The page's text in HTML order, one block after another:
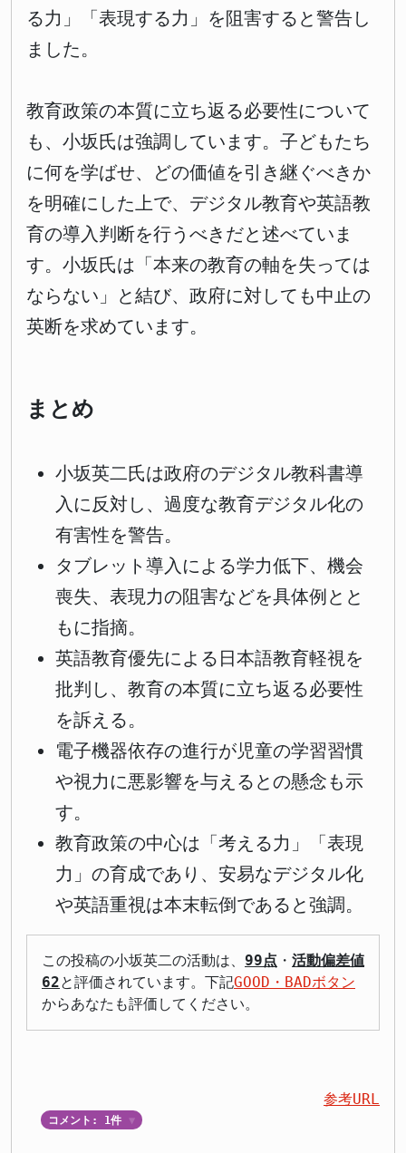
る力」「表現する力」を阻害すると警告し
ました。
教育政策の本質に立ち返る必要性について
も、小坂氏は強調しています。子どもたち
に何を学ばせ、どの価値を引き継ぐべきか
を明確にした上で、デジタル教育や英語教
育の導入判断を行うべきだと述べていま
す。小坂氏は「本来の教育の軸を失っては
ならない」と結び、政府に対しても中止の
英断を求めています。
まとめ
小坂英二氏は政府のデジタル教科書導
入に反対し、過度な教育デジタル化の
有害性を警告。
タブレット導入による学力低下、機会
喪失、表現力の阻害などを具体例とと
もに指摘。
英語教育優先による日本語教育軽視を
批判し、教育の本質に立ち返る必要性
を訴える。
電子機器依存の進行が児童の学習習慣
や視力に悪影響を与えるとの懸念も示
す。
教育政策の中心は「考える力」「表現
力」の育成であり、安易なデジタル化
や英語重視は本末転倒であると強調。
この投稿の小坂英二の活動は、 99点 ・ 活動偏差値
62と評価されています。下記GOOD・BADボタン
からあなたも評価してください。
参考URL
コメント: 1件 ▼